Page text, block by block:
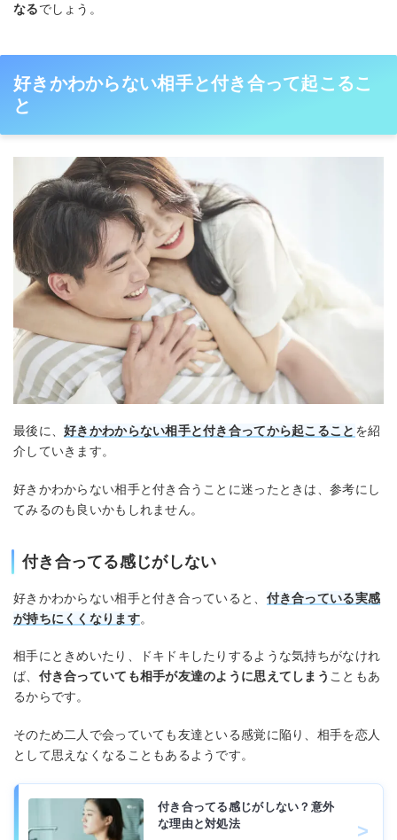
なるでしょう。
好きかわからない相手と付き合って起こるこ
と
最後に、好きかわからない相手と付き合ってから起こること を紹
介していきます。
好きかわからない相手と付き合うことに迷ったときは、参考にし
てみるのも良いかもしれません。
付き合ってる感じがしない
好きかわからない相手と付き合っていると、 付き合っている実感
が持ちにくくなります。
相手にときめいたり、ドキドキしたりするような気持ちがなけれ
ば、 付き合っていても相手が友達のように思えてしまう こともあ
るからです。
そのため二人で会っていても友達といる感覚に陥り、相手を恋人
として思えなくなることもあるようです。
付き合ってる感じがしない？意外
な理由と対処法